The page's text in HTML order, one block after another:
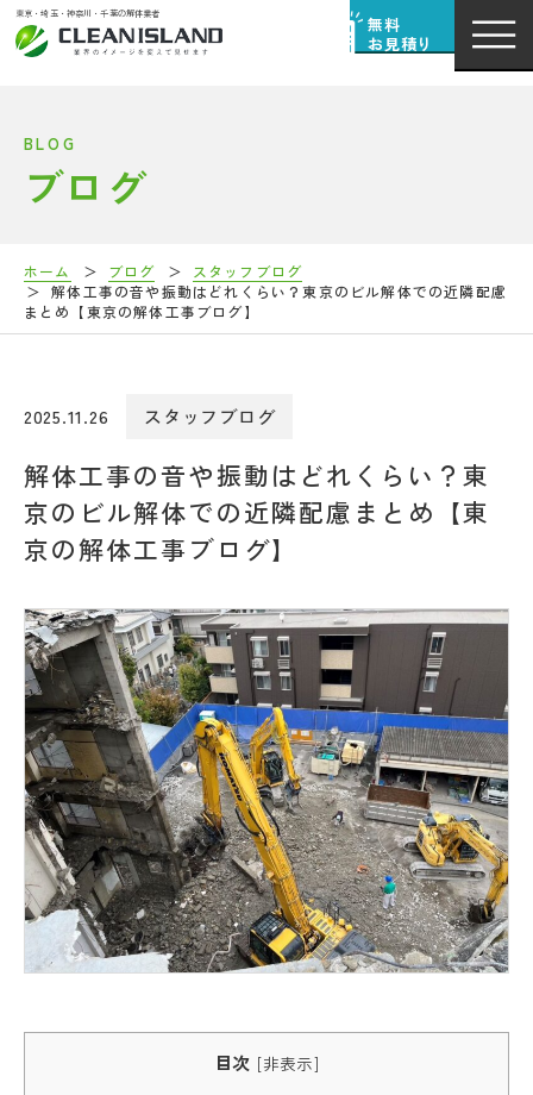
東京・埼玉・神奈川・千葉の解体業者
無料
お見積り
BLOG
ブログ
ホーム ブログ
スタッフブログ
解体工事の音や振動はどれくらい？東京のビル解体での近隣配慮
まとめ【東京の解体工事ブログ】
2025.11.26 スタッフブログ
解体工事の音や振動はどれくらい？東
京のビル解体での近隣配慮まとめ【東
京の解体工事ブログ】
目次 [非表示]